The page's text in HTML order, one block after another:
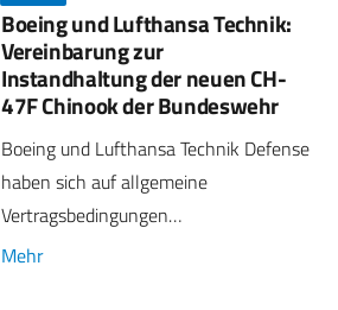
Boeing und Lufthansa Technik:
Vereinbarung zur
Instandhaltung der neuen CH-
47F Chinook der Bundeswehr
Boeing und Lufthansa Technik Defense
haben sich auf allgemeine
Vertragsbedingungen…
Mehr